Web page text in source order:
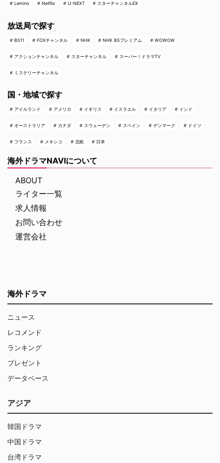
Lemino Netflix U-NEXT スターチャンネルEX
放送局で探す
BS11 FOXチャンネル NHK NHK BSプレミアム WOWOW
アクションチャンネル スターチャンネル スーパー！ドラマTV
ミステリーチャンネル
国・地域で探す
アイルランド アメリカ イギリス イスラエル イタリア インド
オーストラリア カナダ スウェーデン スペイン デンマーク ドイツ
フランス メキシコ 北欧 日本
海外ドラマNAVIについて
ABOUT
ライター一覧
求人情報
お問い合わせ
運営会社
海外ドラマ
ニュース
レコメンド
ランキング
プレゼント
データベース
アジア
韓国ドラマ
中国ドラマ
台湾ドラマ